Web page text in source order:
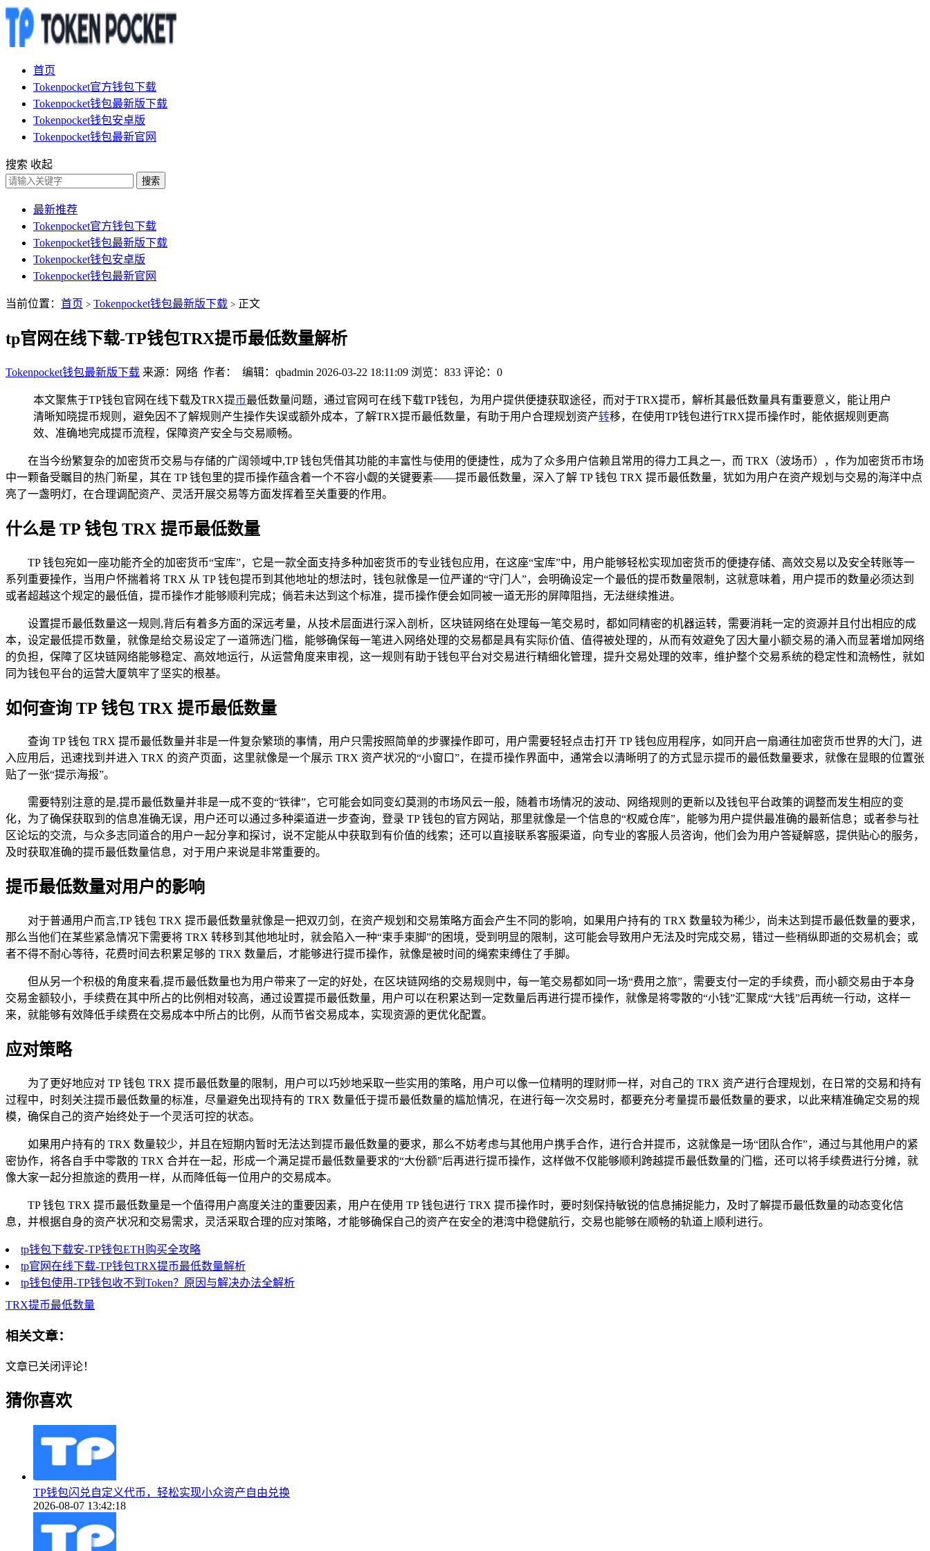
首页
Tokenpocket官方钱包下载
Tokenpocket钱包最新版下载
Tokenpocket钱包安卓版
Tokenpocket钱包最新官网
搜索 收起
搜索
最新推荐
Tokenpocket官方钱包下载
Tokenpocket钱包最新版下载
Tokenpocket钱包安卓版
Tokenpocket钱包最新官网
当前位置： 首页 > Tokenpocket钱包最新版下载 > 正文
tp官网在线下载-TP钱包TRX提币最低数量解析
Tokenpocket钱包最新版下载 来源：网络 作者： 编辑：qbadmin 2026-03-22 18:11:09 浏览：833 评论：0
本文聚焦于TP钱包官网在线下载及TRX提币最低数量问题，通过官网可在线下载TP钱包，为用户提供便捷获取途径，而对于TRX提币，解析其最低数量具有重要意义，能让用户
清晰知晓提币规则，避免因不了解规则产生操作失误或额外成本，了解TRX提币最低数量，有助于用户合理规划资产转移，在使用TP钱包进行TRX提币操作时，能依据规则更高
效、准确地完成提币流程，保障资产安全与交易顺畅。
在当今纷繁复杂的加密货币交易与存储的广阔领域中,TP 钱包凭借其功能的丰富性与使用的便捷性，成为了众多用户信赖且常用的得力工具之一，而 TRX（波场币），作为加密货币市场
中一颗备受瞩目的热门新星，其在 TP 钱包里的提币操作蕴含着一个不容小觑的关键要素——提币最低数量，深入了解 TP 钱包 TRX 提币最低数量，犹如为用户在资产规划与交易的海洋中点
亮了一盏明灯，在合理调配资产、灵活开展交易等方面发挥着至关重要的作用。
什么是 TP 钱包 TRX 提币最低数量
TP 钱包宛如一座功能齐全的加密货币“宝库”，它是一款全面支持多种加密货币的专业钱包应用，在这座“宝库”中，用户能够轻松实现加密货币的便捷存储、高效交易以及安全转账等一
系列重要操作，当用户怀揣着将 TRX 从 TP 钱包提币到其他地址的想法时，钱包就像是一位严谨的“守门人”，会明确设定一个最低的提币数量限制，这就意味着，用户提币的数量必须达到
或者超越这个规定的最低值，提币操作才能够顺利完成；倘若未达到这个标准，提币操作便会如同被一道无形的屏障阻挡，无法继续推进。
设置提币最低数量这一规则,背后有着多方面的深远考量，从技术层面进行深入剖析，区块链网络在处理每一笔交易时，都如同精密的机器运转，需要消耗一定的资源并且付出相应的成
本，设定最低提币数量，就像是给交易设定了一道筛选门槛，能够确保每一笔进入网络处理的交易都是具有实际价值、值得被处理的，从而有效避免了因大量小额交易的涌入而显著增加网络
的负担，保障了区块链网络能够稳定、高效地运行，从运营角度来审视，这一规则有助于钱包平台对交易进行精细化管理，提升交易处理的效率，维护整个交易系统的稳定性和流畅性，就如
同为钱包平台的运营大厦筑牢了坚实的根基。
如何查询 TP 钱包 TRX 提币最低数量
查询 TP 钱包 TRX 提币最低数量并非是一件复杂繁琐的事情，用户只需按照简单的步骤操作即可，用户需要轻轻点击打开 TP 钱包应用程序，如同开启一扇通往加密货币世界的大门，进
入应用后，迅速找到并进入 TRX 的资产页面，这里就像是一个展示 TRX 资产状况的“小窗口”，在提币操作界面中，通常会以清晰明了的方式显示提币的最低数量要求，就像在显眼的位置张
贴了一张“提示海报”。
需要特别注意的是,提币最低数量并非是一成不变的“铁律”，它可能会如同变幻莫测的市场风云一般，随着市场情况的波动、网络规则的更新以及钱包平台政策的调整而发生相应的变
化，为了确保获取到的信息准确无误，用户还可以通过多种渠道进一步查询，登录 TP 钱包的官方网站，那里就像是一个信息的“权威仓库”，能够为用户提供最准确的最新信息；或者参与社
区论坛的交流，与众多志同道合的用户一起分享和探讨，说不定能从中获取到有价值的线索；还可以直接联系客服渠道，向专业的客服人员咨询，他们会为用户答疑解惑，提供贴心的服务，
及时获取准确的提币最低数量信息，对于用户来说是非常重要的。
提币最低数量对用户的影响
对于普通用户而言,TP 钱包 TRX 提币最低数量就像是一把双刃剑，在资产规划和交易策略方面会产生不同的影响，如果用户持有的 TRX 数量较为稀少，尚未达到提币最低数量的要求，
那么当他们在某些紧急情况下需要将 TRX 转移到其他地址时，就会陷入一种“束手束脚”的困境，受到明显的限制，这可能会导致用户无法及时完成交易，错过一些稍纵即逝的交易机会；或
者不得不耐心等待，花费时间去积累足够的 TRX 数量后，才能够进行提币操作，就像是被时间的绳索束缚住了手脚。
但从另一个积极的角度来看,提币最低数量也为用户带来了一定的好处，在区块链网络的交易规则中，每一笔交易都如同一场“费用之旅”，需要支付一定的手续费，而小额交易由于本身
交易金额较小，手续费在其中所占的比例相对较高，通过设置提币最低数量，用户可以在积累达到一定数量后再进行提币操作，就像是将零散的“小钱”汇聚成“大钱”后再统一行动，这样一
来，就能够有效降低手续费在交易成本中所占的比例，从而节省交易成本，实现资源的更优化配置。
应对策略
为了更好地应对 TP 钱包 TRX 提币最低数量的限制，用户可以巧妙地采取一些实用的策略，用户可以像一位精明的理财师一样，对自己的 TRX 资产进行合理规划，在日常的交易和持有
过程中，时刻关注提币最低数量的标准，尽量避免出现持有的 TRX 数量低于提币最低数量的尴尬情况，在进行每一次交易时，都要充分考量提币最低数量的要求，以此来精准确定交易的规
模，确保自己的资产始终处于一个灵活可控的状态。
如果用户持有的 TRX 数量较少，并且在短期内暂时无法达到提币最低数量的要求，那么不妨考虑与其他用户携手合作，进行合并提币，这就像是一场“团队合作”，通过与其他用户的紧
密协作，将各自手中零散的 TRX 合并在一起，形成一个满足提币最低数量要求的“大份额”后再进行提币操作，这样做不仅能够顺利跨越提币最低数量的门槛，还可以将手续费进行分摊，就
像大家一起分担旅途的费用一样，从而降低每一位用户的交易成本。
TP 钱包 TRX 提币最低数量是一个值得用户高度关注的重要因素，用户在使用 TP 钱包进行 TRX 提币操作时，要时刻保持敏锐的信息捕捉能力，及时了解提币最低数量的动态变化信
息，并根据自身的资产状况和交易需求，灵活采取合理的应对策略，才能够确保自己的资产在安全的港湾中稳健航行，交易也能够在顺畅的轨道上顺利进行。
tp钱包下载安-TP钱包ETH购买全攻略
tp官网在线下载-TP钱包TRX提币最低数量解析
tp钱包使用-TP钱包收不到Token？原因与解决办法全解析
TRX提币最低数量
相关文章：
文章已关闭评论！
猜你喜欢
TP钱包闪兑自定义代币，轻松实现小众资产自由兑换
2026-08-07 13:42:18